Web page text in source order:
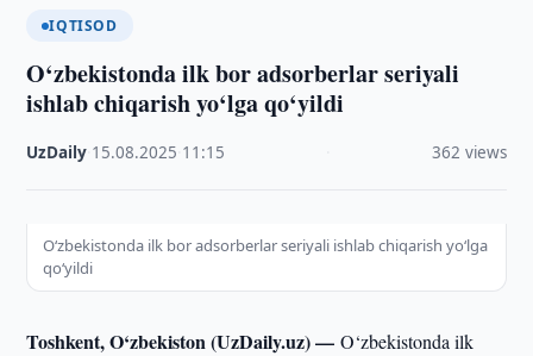
IQTISOD
O‘zbekistonda ilk bor adsorberlar seriyali
ishlab chiqarish yo‘lga qo‘yildi
UzDaily 15.08.2025 11:15 362 views
O‘zbekistonda ilk bor adsorberlar seriyali ishlab chiqarish yo‘lga
qo‘yildi
Toshkent, O‘zbekiston (UzDaily.uz) —O‘zbekistonda ilk